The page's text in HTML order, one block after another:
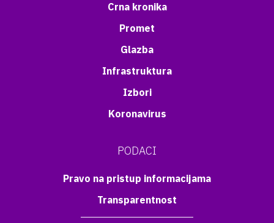
Crna kronika
Promet
Glazba
Infrastruktura
Izbori
Koronavirus
PODACI
Pravo na pristup informacijama
Transparentnost